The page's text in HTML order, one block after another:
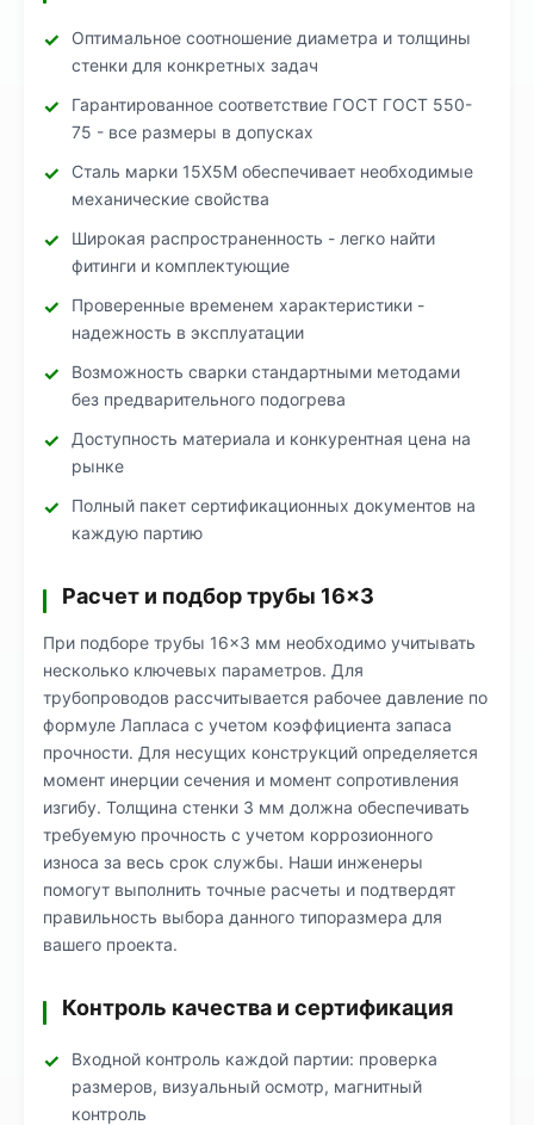
Оптимальное соотношение диаметра и толщины
стенки для конкретных задач
Гарантированное соответствие ГОСТ ГОСТ 550-
75 - все размеры в допусках
Сталь марки 15Х5М обеспечивает необходимые
механические свойства
Широкая распространенность - легко найти
фитинги и комплектующие
Проверенные временем характеристики -
надежность в эксплуатации
Возможность сварки стандартными методами
без предварительного подогрева
Доступность материала и конкурентная цена на
рынке
Полный пакет сертификационных документов на
каждую партию
Расчет и подбор трубы 16×3
При подборе трубы 16×3 мм необходимо учитывать
несколько ключевых параметров. Для
трубопроводов рассчитывается рабочее давление по
формуле Лапласа с учетом коэффициента запаса
прочности. Для несущих конструкций определяется
момент инерции сечения и момент сопротивления
изгибу. Толщина стенки 3 мм должна обеспечивать
требуемую прочность с учетом коррозионного
износа за весь срок службы. Наши инженеры
помогут выполнить точные расчеты и подтвердят
правильность выбора данного типоразмера для
вашего проекта.
Контроль качества и сертификация
Входной контроль каждой партии: проверка
размеров, визуальный осмотр, магнитный
контроль